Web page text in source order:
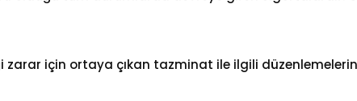
zarar için ortaya çıkan tazminat ile ilgili düzenlemelerin